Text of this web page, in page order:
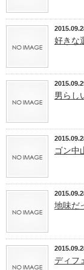
好きな
男らし
ゴン中
地味だ
ディフ